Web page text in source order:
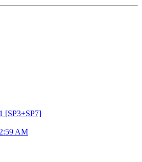
[SP3+SP7]
AM